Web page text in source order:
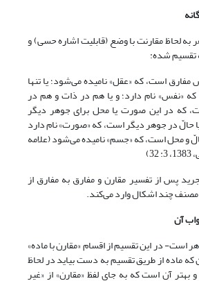
به لحاظ مقارنت با وضع (قابلیت اشاره حسی) و
تقسیم شده:
است، که «عقل» نامیده می‌شود؛ یا تنها
«نفس» نام دارد؛ و یا هم در ذات و هم در
که در این صورت یا محل برای جوهر دیگر
حالّ در جوهر دیگر است، که «صورت» نام دارد
و محل است، که «جسم» نامیده می‌شود (علامه
پس از تفسیر مقارن و مفارق به مفارق از
مصنف چند اشکال وارد می‌کند.
آن
است- در این تقسیم از اقسام «مقارن با ماده»
که ماده از طریق تقسیم به دست بیاید در لحاظ
آن است که به جای لفظ «مقارن» از «غیر